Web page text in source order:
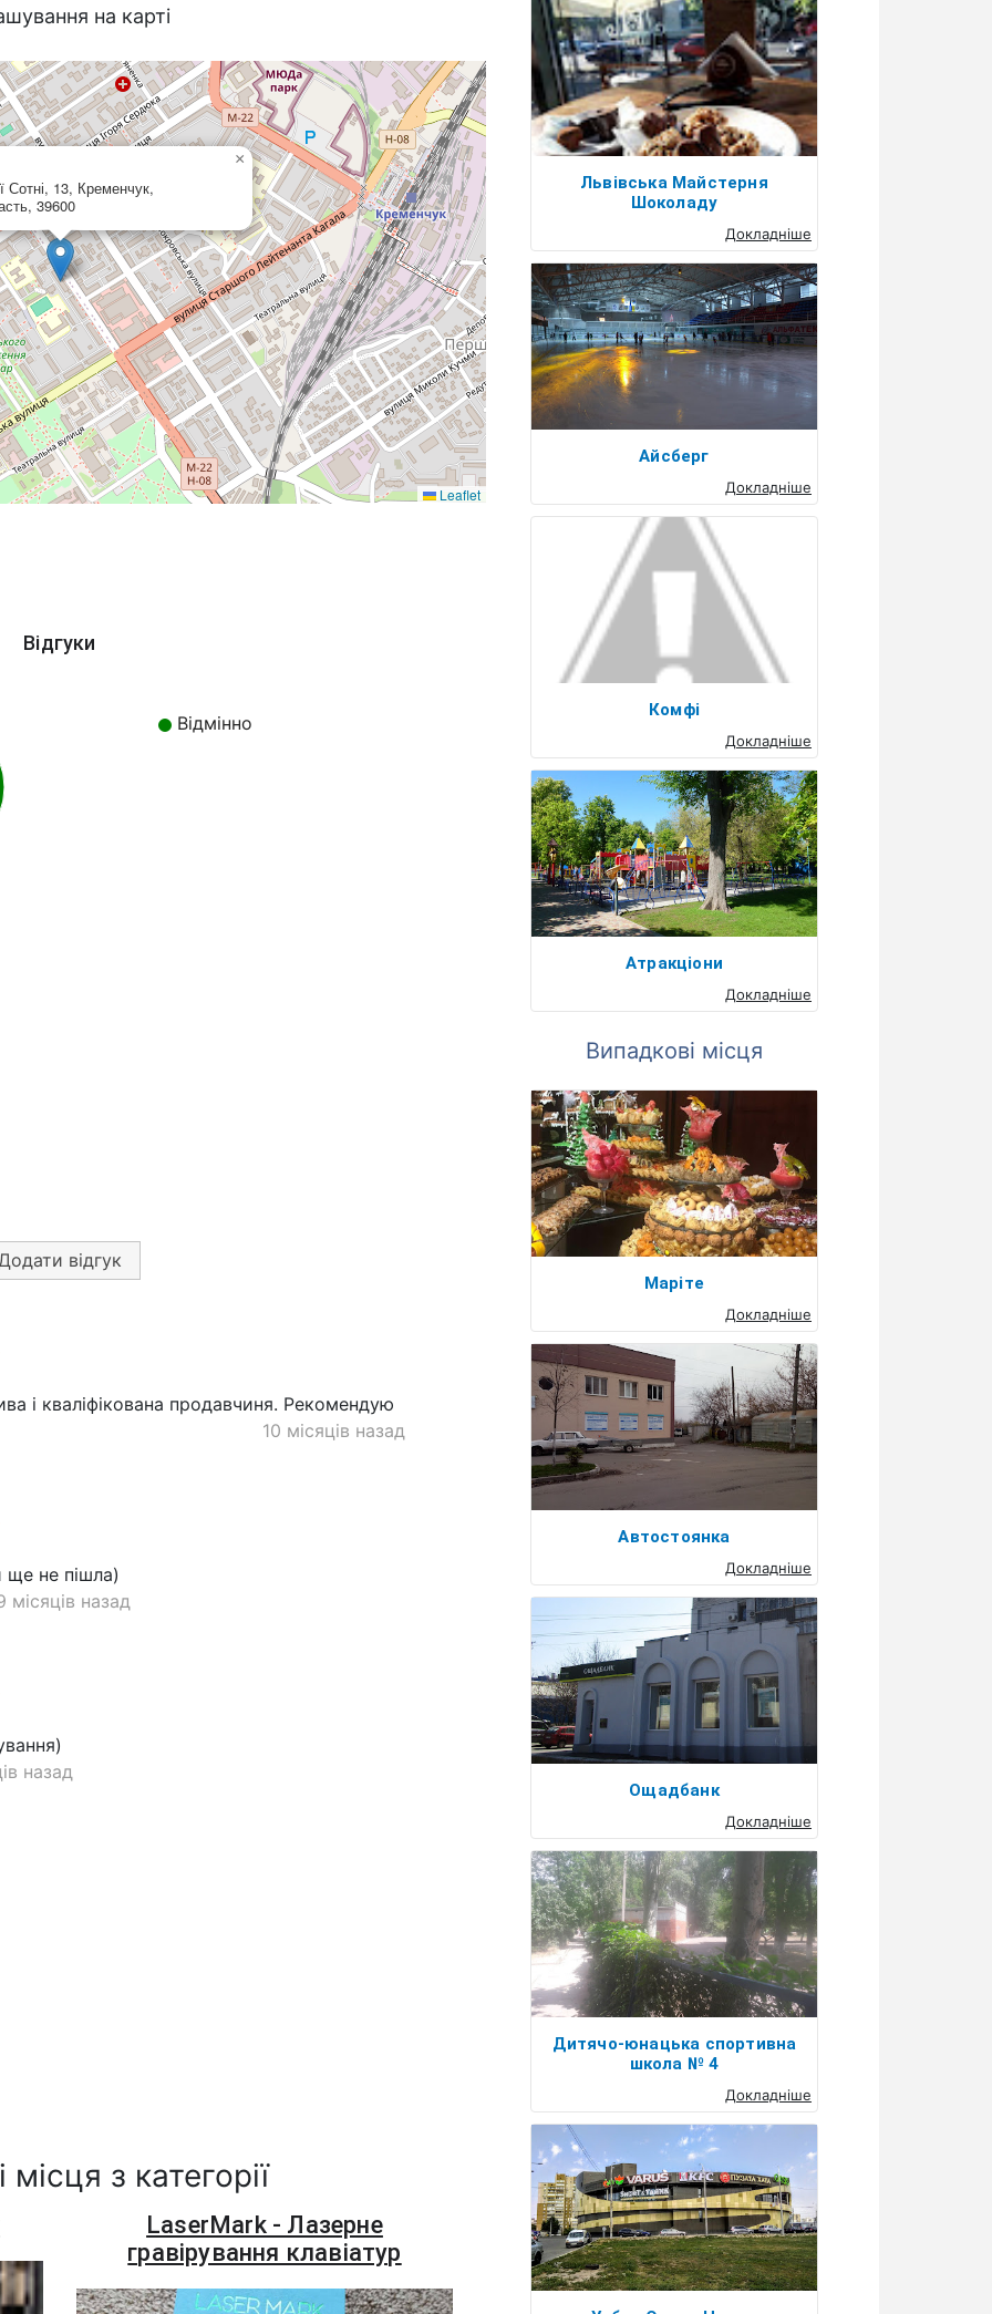
на карті
Сотні, 13, Кременчук,
39600
×
Leaflet
Відгуки
Відмінно
відгук
і кваліфікована продавчиня. Рекомендую
10 місяців назад
не пішла)
місяців назад
назад
з категорії
LaserMark - Лазерне
гравірування клавіатур
Львівська Майстерня
Шоколаду
Докладніше
Айсберг
Докладніше
Комфі
Докладніше
Атракціони
Докладніше
Випадкові місця
Маріте
Докладніше
Автостоянка
Докладніше
Ощадбанк
Докладніше
Дитячо-юнацька спортивна
школа № 4
Докладніше